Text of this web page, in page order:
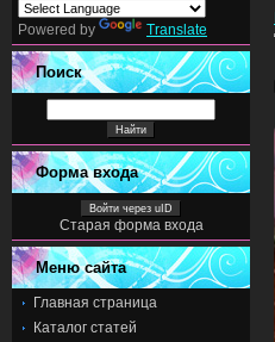
Powered by Translate
Поиск
Форма входа
Войти через uID
Старая форма входа
Меню сайта
Главная страница
Каталог статей